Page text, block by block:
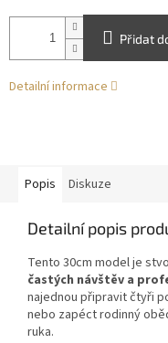
Přidat
Detailní informace
Popis Diskuze
Detailní popis
Tento 30cm model je
častých návštěv a
najednou připravit čtyři
nebo zapéct rodinný
ruka.